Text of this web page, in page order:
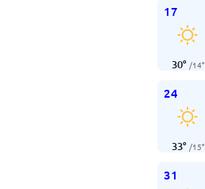
17
30° /14°
24
33° /15°
31